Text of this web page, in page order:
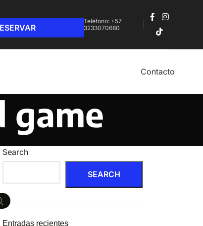
Teléfono: +57
3233070680‬
Contacto
game
Search
SEARCH
Entradas recientes